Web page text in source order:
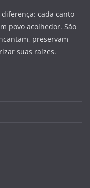
cada canto
povo acolhedor. São
preservam
suas raízes.